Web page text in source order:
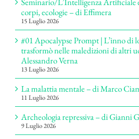
corpi, ecologie – di Effimera
15 Luglio 2026
#01 Apocalypse Prompt | L’inno di
trasformò nelle maledizioni di altri
Alessandro Verna
13 Luglio 2026
La malattia mentale – di Marco
11 Luglio 2026
Archeologia repressiva – di Gianni
9 Luglio 2026